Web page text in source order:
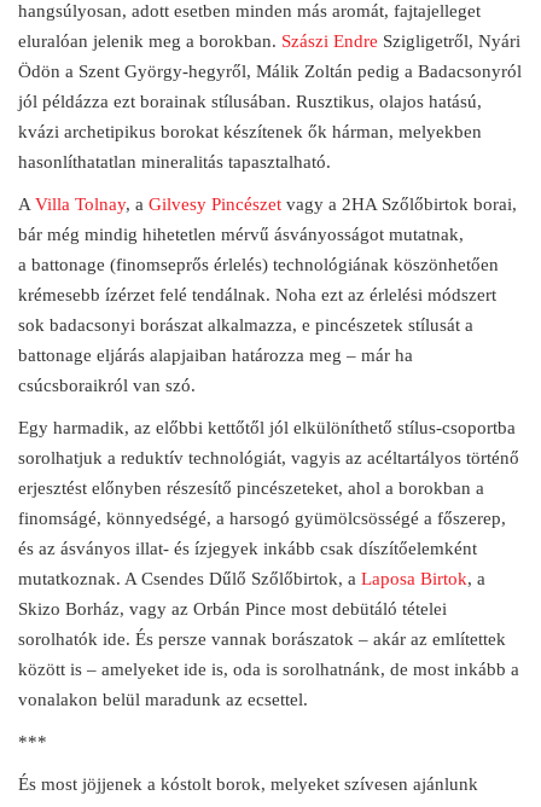
hangsúlyosan, adott esetben minden más aromát, fajtajelleget
eluralóan jelenik meg a borokban. Szászi Endre Szigligetről, Nyári
Ödön a Szent György-hegyről, Málik Zoltán pedig a Badacsonyról
jól példázza ezt borainak stílusában. Rusztikus, olajos hatású,
kvázi archetipikus borokat készítenek ők hárman, melyekben
hasonlíthatatlan mineralitás tapasztalható.
A Villa Tolnay, a Gilvesy Pincészet vagy a 2HA Szőlőbirtok borai,
bár még mindig hihetetlen mérvű ásványosságot mutatnak,
a battonage (finomseprős érlelés) technológiának köszönhetően
krémesebb ízérzet felé tendálnak. Noha ezt az érlelési módszert
sok badacsonyi borászat alkalmazza, e pincészetek stílusát a
battonage eljárás alapjaiban határozza meg – már ha
csúcsboraikról van szó.
Egy harmadik, az előbbi kettőtől jól elkülöníthető stílus-csoportba
sorolhatjuk a reduktív technológiát, vagyis az acéltartályos történő
erjesztést előnyben részesítő pincészeteket, ahol a borokban a
finomságé, könnyedségé, a harsogó gyümölcsösségé a főszerep,
és az ásványos illat- és ízjegyek inkább csak díszítőelemként
mutatkoznak. A Csendes Dűlő Szőlőbirtok, a Laposa Birtok, a
Skizo Borház, vagy az Orbán Pince most debütáló tételei
sorolhatók ide. És persze vannak borászatok – akár az említettek
között is – amelyeket ide is, oda is sorolhatnánk, de most inkább a
vonalakon belül maradunk az ecsettel.
***
És most jöjjenek a kóstolt borok, melyeket szívesen ajánlunk